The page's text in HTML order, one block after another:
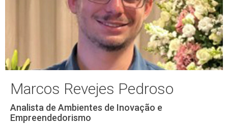
Marcos Revejes Pedroso
Analista de Ambientes de Inovação e
Empreendedorismo